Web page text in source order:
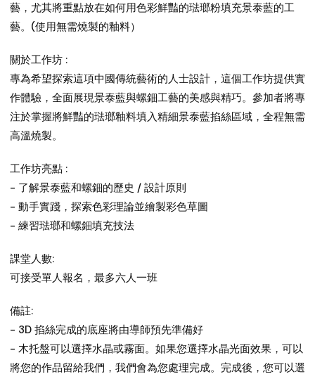
藝，尤其將重點放在如何用色彩鮮豔的琺瑯粉填充景泰藍的工
藝。(使用無需燒製的釉料）
關於工作坊 :
專為希望探索這項中國傳統藝術的人士設計，這個工作坊提供實
作體驗，全面展現景泰藍與螺鈿工藝的美感與精巧。參加者將專
注於掌握將鮮豔的琺瑯釉料填入精細景泰藍掐絲區域，全程無需
高溫燒製。
工作坊亮點 :
- 了解景泰藍和螺鈿的歷史 / 設計原則
- 動手實踐，探索色彩理論並繪製彩色草圖
- 練習琺瑯和螺鈿填充技法
課堂人數:
可接受單人報名，最多六人一班
備註:
- 3D 掐絲完成的底座將由導師預先準備好
- 木托盤可以選擇水晶或霧面。如果您選擇水晶光面效果，可以
將您的作品留給我們，我們會為您處理完成。完成後，您可以選